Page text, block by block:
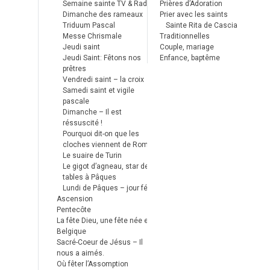
Semaine sainte TV & Radio
Dimanche des rameaux
Triduum Pascal
Messe Chrismale
Jeudi saint
Jeudi Saint: Fêtons nos
prêtres
Vendredi saint – la croix
Samedi saint et vigile
pascale
Dimanche – Il est
réssuscité !
Pourquoi dit-on que les
cloches viennent de Rome ?
Le suaire de Turin
Le gigot d’agneau, star des
tables à Pâques
Lundi de Pâques – jour férié
Ascension
Pentecôte
La fête Dieu, une fête née en
Belgique
Sacré-Coeur de Jésus – Il
nous a aimés.
Où fêter l’Assomption
Prières d’Adoration
Prier avec les saints
Sainte Rita de Cascia
Traditionnelles
Couple, mariage
Enfance, baptême